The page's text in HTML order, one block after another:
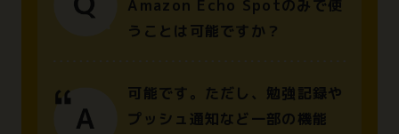
Amazon Echo Spotのみで使
うことは可能ですか？
可能です。ただし、勉強記録や
プッシュ通知など一部の機能